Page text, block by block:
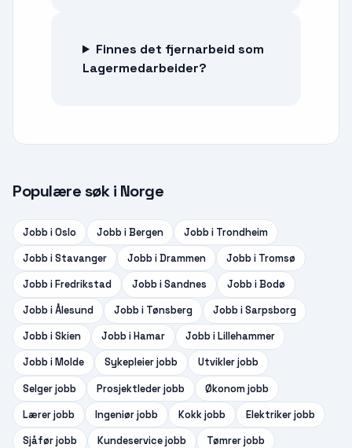
Finnes det fjernarbeid som
Lagermedarbeider?
Populære søk i Norge
Jobb iOslo Jobb iBergen Jobb i Trondheim
Jobb iStavanger Jobb iDrammen Jobb i Tromsø
Jobb iFredrikstad Jobb iSandnes Jobb iBodø
Jobb iÅlesund Jobb i Tønsberg Jobb iSarpsborg
Jobb iSkien Jobb iHamar Jobb iLillehammer
Jobb iMolde Sykepleierjobb Utviklerjobb
Selgerjobb Prosjektlederjobb Økonomjobb
Lærerjobb Ingeniørjobb Kokkjobb Elektrikerjobb
Sjåførjobb Kundeservicejobb Tømrerjobb